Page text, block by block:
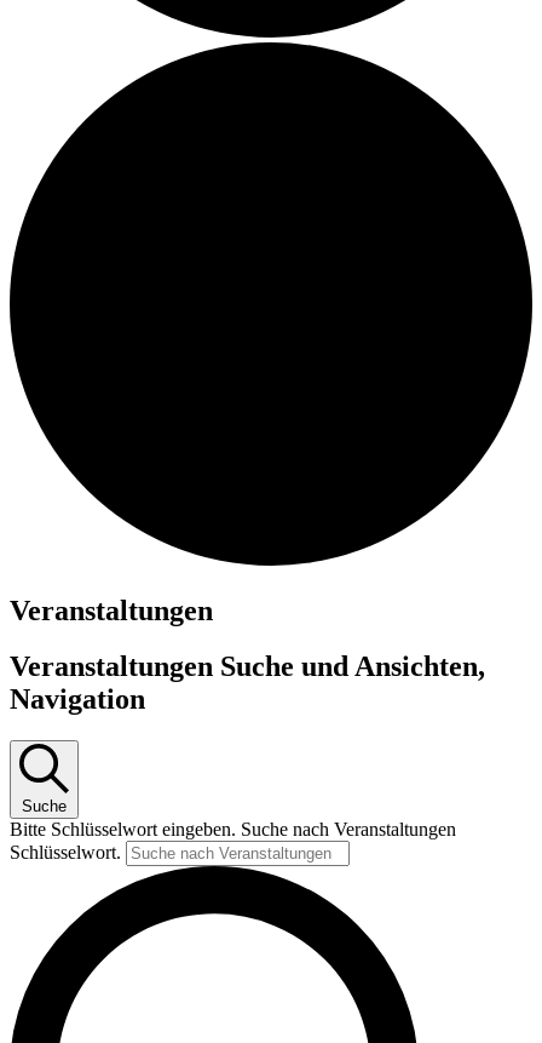
Veranstaltungen
Veranstaltungen Suche und Ansichten,
Navigation
Suche
Bitte Schlüsselwort eingeben. Suche nach Veranstaltungen
Schlüsselwort.